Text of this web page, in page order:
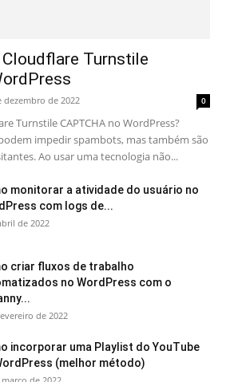
Turnstile
dezembro de 2022 0
Turnstile CAPTCHA no WordPress?
podem impedir spambots, mas também são
Ao usar uma tecnologia não...
monitorar a atividade do usuário no
com logs de...
de 2022
criar fluxos de trabalho
no WordPress com o
de 2022
incorporar uma Playlist do YouTube
(melhor método)